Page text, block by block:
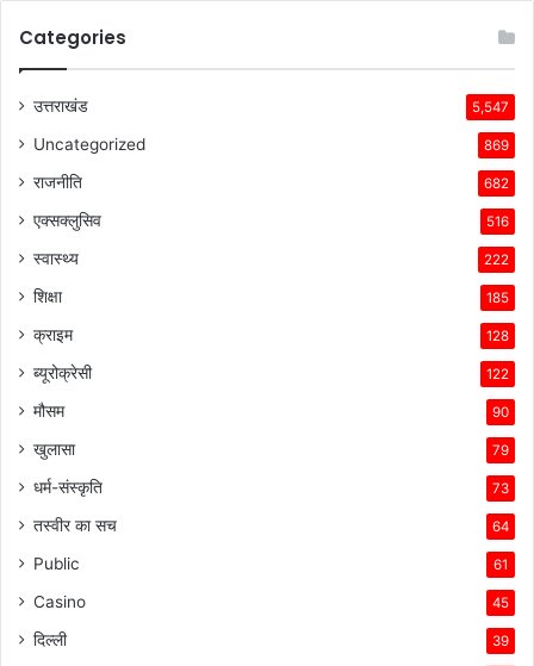
Categories
उत्तराखंड 5,547
Uncategorized 869
राजनीति 682
एक्सक्लुसिव 516
स्वास्थ्य 222
शिक्षा 185
क्राइम 128
ब्यूरोक्रेसी 122
मौसम 90
खुलासा 79
धर्म-संस्कृति 73
तस्वीर का सच 64
Public 61
Casino 45
दिल्ली 39